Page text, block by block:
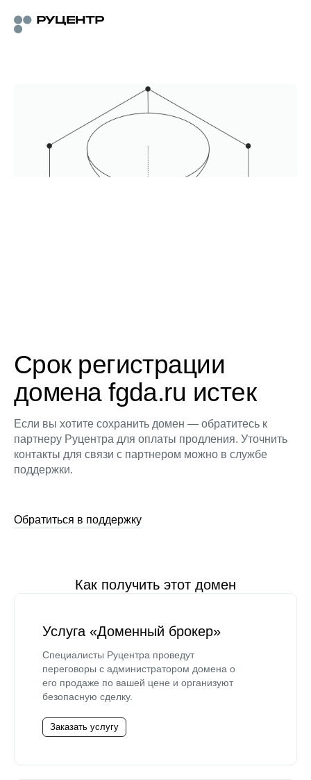
Срок регистрации
домена fgda.ru истек
Если вы хотите сохранить домен — обратитесь к
партнеру Руцентра для оплаты продления. Уточнить
контакты для связи с партнером можно в службе
поддержки.
Обратиться в поддержку
Как получить этот домен
Услуга «Доменный брокер»
Специалисты Руцентра проведут
переговоры с администратором домена о
его продаже по вашей цене и организуют
безопасную сделку.
Заказать услугу